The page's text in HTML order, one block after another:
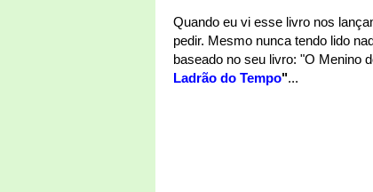
Quando eu vi esse livro nos
pedir. Mesmo nunca tendo lido
baseado no seu livro: "O Menino
Ladrão do Tempo"...